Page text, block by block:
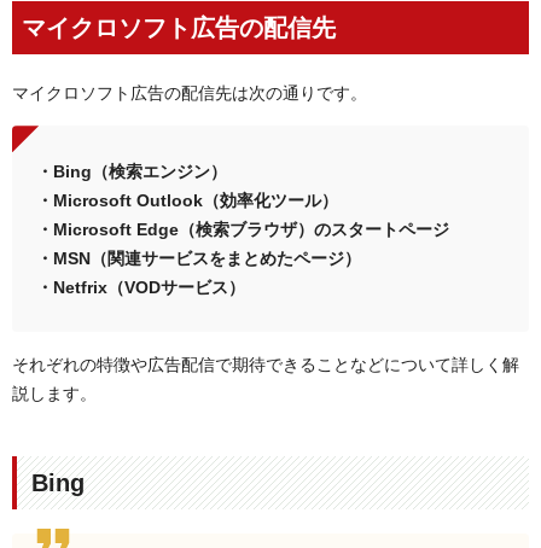
マイクロソフト広告の配信先
マイクロソフト広告の配信先は次の通りです。
・Bing（検索エンジン）
・Microsoft Outlook（効率化ツール）
・Microsoft Edge（検索ブラウザ）のスタートページ
・MSN（関連サービスをまとめたページ）
・Netfrix（VODサービス）
それぞれの特徴や広告配信で期待できることなどについて詳しく解
説します。
Bing